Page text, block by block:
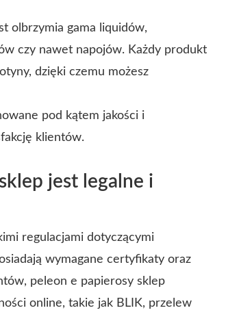
olbrzymia gama liquidów,
czy nawet napojów. Każdy produkt
dzięki czemu możesz
pod kątem jakości i
klientów.
jest legalne i
regulacjami dotyczącymi
wymagane certyfikaty oraz
peleon e papierosy sklep
online, takie jak BLIK, przelew